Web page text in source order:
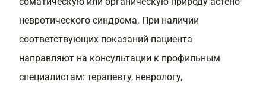
невротического синдрома. При наличии
соответствующих показаний пациента
направляют на консультации к профильным
специалистам: терапевту, неврологу,